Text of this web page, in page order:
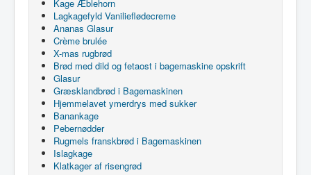
Kage Æblehorn
Lagkagefyld Vanilieflødecreme
Ananas Glasur
Crème brulée
X-mas rugbrød
Brød med dild og fetaost i bagemaskine opskrift
Glasur
Græsklandbrød i Bagemaskinen
Hjemmelavet ymerdrys med sukker
Banankage
Pebernødder
Rugmels franskbrød i Bagemaskinen
Islagkage
Klatkager af risengrød